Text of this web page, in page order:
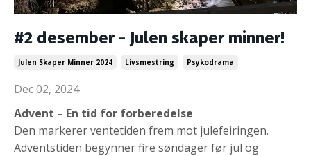
#2 desember - Julen skaper minner!
Julen Skaper Minner 2024 Livsmestring Psykodrama
Dec 02, 2024
Advent – En tid for forberedelse
Den markerer ventetiden frem mot julefeiringen.
Adventstiden begynner fire søndager før jul og